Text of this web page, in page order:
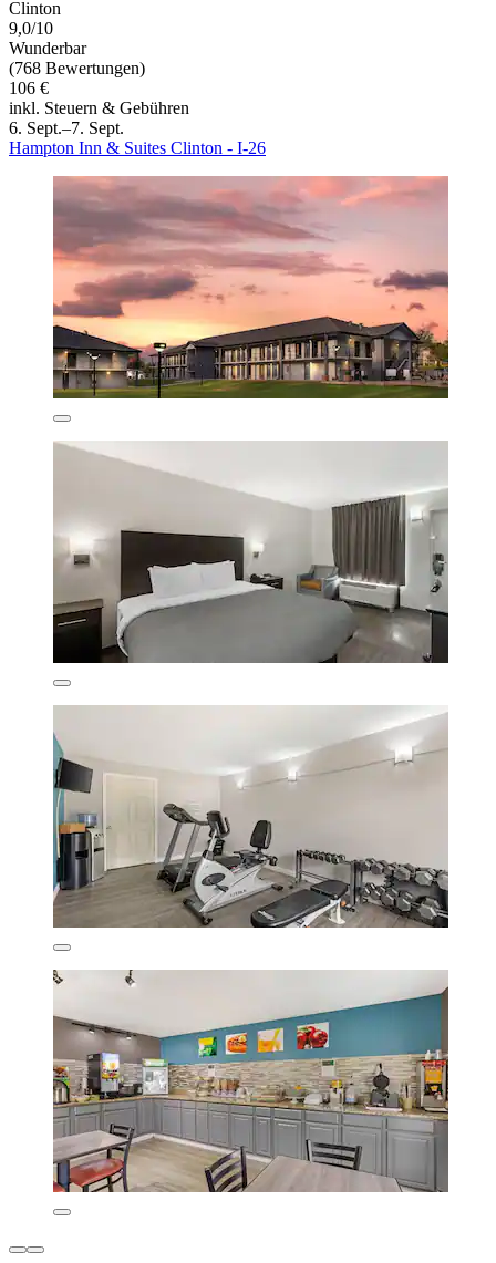
Clinton
9,0/10
Wunderbar
(768 Bewertungen)
106 €
inkl. Steuern & Gebühren
6. Sept.–7. Sept.
Hampton Inn & Suites Clinton - I-26